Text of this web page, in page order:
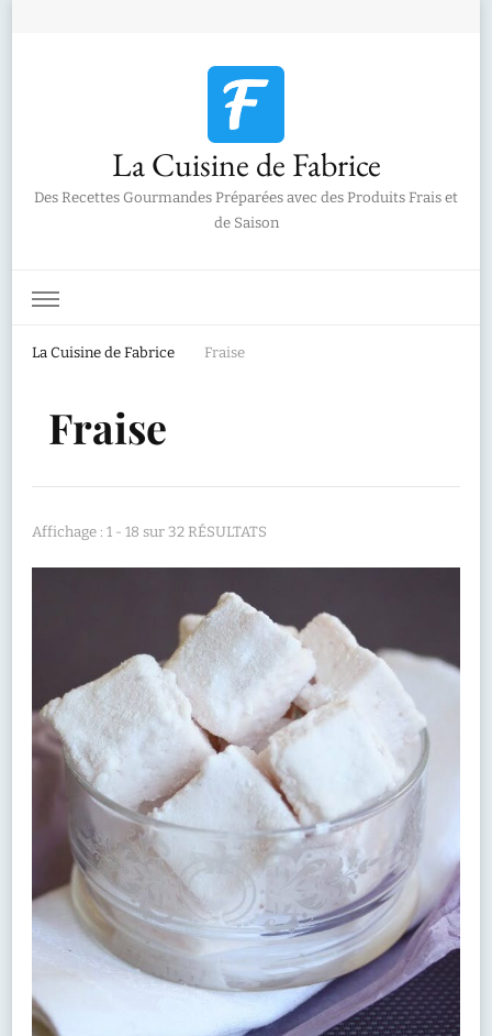
La Cuisine de Fabrice
Des Recettes Gourmandes Préparées avec des Produits Frais et
de Saison
La Cuisine de Fabrice Fraise
Fraise
Affichage : 1 - 18 sur 32 RÉSULTATS